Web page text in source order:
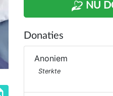
NU
Donaties
Anoniem
Sterkte